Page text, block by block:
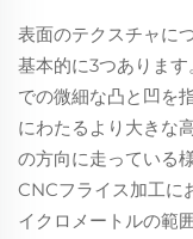
表面のテクスチャに
基本的に3つありま
での微細な凸と凹を
にわたるより大きな
の方向に走っている
CNCフライス加工に
イクロメートルの範